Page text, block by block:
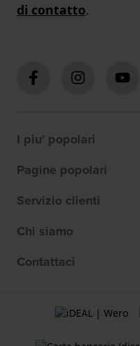
di contatto.
I piu' popolari
Pagine popolari
Servizio clienti
Chi siamo
Contattaci